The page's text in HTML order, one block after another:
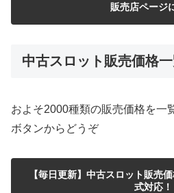
販売店ページ
中古スロット販売価格
およそ2000種類の販売価格を一
ボタンからどうぞ
【毎日更新】中古スロット販売
式対応！